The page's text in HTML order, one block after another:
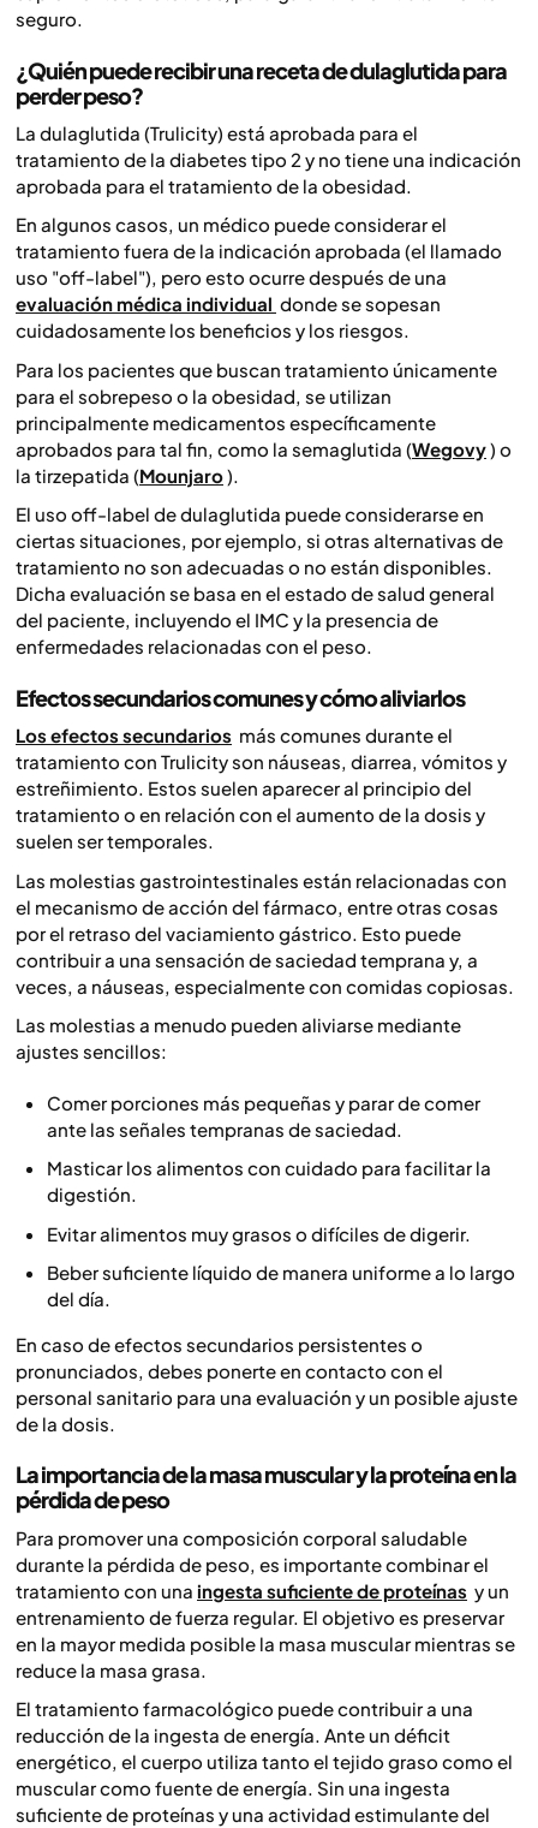
seguro.
¿Quién puede recibir una receta de dulaglutida para
perder peso?
La dulaglutida (Trulicity) está aprobada para el
tratamiento de la diabetes tipo 2 y no tiene una indicación
aprobada para el tratamiento de la obesidad.
En algunos casos, un médico puede considerar el
tratamiento fuera de la indicación aprobada (el llamado
uso "off-label"), pero esto ocurre después de una
evaluación médica individual donde se sopesan
cuidadosamente los beneficios y los riesgos.
Para los pacientes que buscan tratamiento únicamente
para el sobrepeso o la obesidad, se utilizan
principalmente medicamentos específicamente
aprobados para tal fin, como la semaglutida (Wegovy) o
la tirzepatida (Mounjaro).
El uso off-label de dulaglutida puede considerarse en
ciertas situaciones, por ejemplo, si otras alternativas de
tratamiento no son adecuadas o no están disponibles.
Dicha evaluación se basa en el estado de salud general
del paciente, incluyendo el IMC y la presencia de
enfermedades relacionadas con el peso.
Efectos secundarios comunes y cómo aliviarlos
Los efectos secundarios más comunes durante el
tratamiento con Trulicity son náuseas, diarrea, vómitos y
estreñimiento. Estos suelen aparecer al principio del
tratamiento o en relación con el aumento de la dosis y
suelen ser temporales.
Las molestias gastrointestinales están relacionadas con
el mecanismo de acción del fármaco, entre otras cosas
por el retraso del vaciamiento gástrico. Esto puede
contribuir a una sensación de saciedad temprana y, a
veces, a náuseas, especialmente con comidas copiosas.
Las molestias a menudo pueden aliviarse mediante
ajustes sencillos:
Comer porciones más pequeñas y parar de comer
ante las señales tempranas de saciedad.
Masticar los alimentos con cuidado para facilitar la
digestión.
Evitar alimentos muy grasos o difíciles de digerir.
Beber suficiente líquido de manera uniforme a lo largo
del día.
En caso de efectos secundarios persistentes o
pronunciados, debes ponerte en contacto con el
personal sanitario para una evaluación y un posible ajuste
de la dosis.
La importancia de la masa muscular y la proteína en la
pérdida de peso
Para promover una composición corporal saludable
durante la pérdida de peso, es importante combinar el
tratamiento con una ingesta suficiente de proteínas y un
entrenamiento de fuerza regular. El objetivo es preservar
en la mayor medida posible la masa muscular mientras se
reduce la masa grasa.
El tratamiento farmacológico puede contribuir a una
reducción de la ingesta de energía. Ante un déficit
energético, el cuerpo utiliza tanto el tejido graso como el
muscular como fuente de energía. Sin una ingesta
suficiente de proteínas y una actividad estimulante del